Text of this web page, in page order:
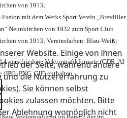
Website. Einige von ihnen
der Seite, während andere
und die Nutzererfahrung zu
Sie können selbst
zulassen möchten. Bitte
Ablehnung womöglich nicht
von 1913;
Fusion mit dem Werks Sport Verein „Brevillier
Neunkirchen von 1932 zum Sport Club
von 1913; Vereinsfarben: Blau-Weiß;
4 verschiedene Vektorgrafikformate (CDR, AI
PNG, GIF) enthalten.